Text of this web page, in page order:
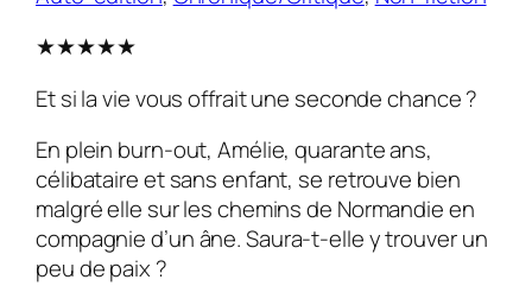
★★★★★
Et si la vie vous offrait une seconde chance ?
En plein burn-out, Amélie, quarante ans,
célibataire et sans enfant, se retrouve bien
malgré elle sur les chemins de Normandie en
compagnie d’un âne. Saura-t-elle y trouver un
peu de paix ?